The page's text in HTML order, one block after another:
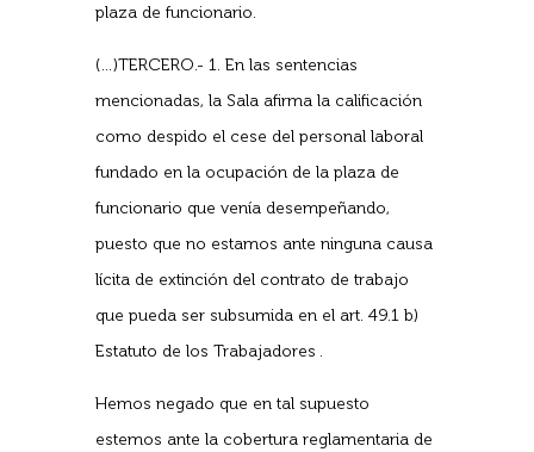
plaza de funcionario.
(…)TERCERO.- 1. En las sentencias
mencionadas, la Sala afirma la calificación
como despido el cese del personal laboral
fundado en la ocupación de la plaza de
funcionario que venía desempeñando,
puesto que no estamos ante ninguna causa
lícita de extinción del contrato de trabajo
que pueda ser subsumida en el art. 49.1 b)
Estatuto de los Trabajadores .
Hemos negado que en tal supuesto
estemos ante la cobertura reglamentaria de